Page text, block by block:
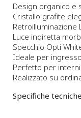
Design organico e
Cristallo grafite
Retroilluminazione
Luce indiretta
Specchio Opti
Ideale per
Perfetto per
Realizzato su
Specifiche